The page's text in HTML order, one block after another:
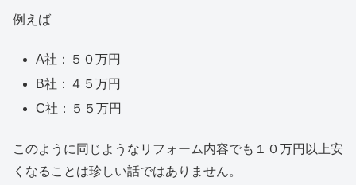
例えば
A社：５０万円
B社：４５万円
C社：５５万円
このように同じようなリフォーム内容でも１０万円以上安
くなることは珍しい話ではありません。